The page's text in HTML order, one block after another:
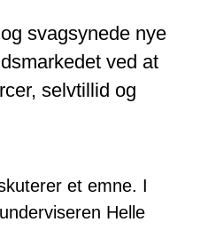
svagsynede nye
ved at
selvtillid og